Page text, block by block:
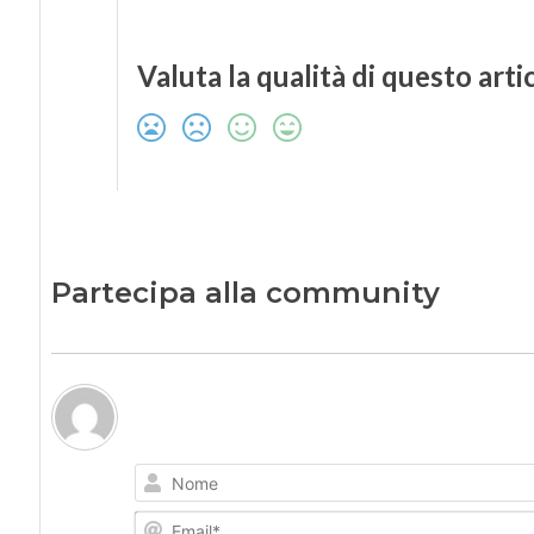
Valuta la qualità di questo
Partecipa alla community